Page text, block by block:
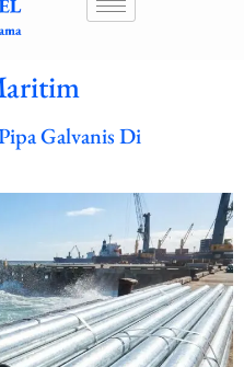
Galvanis Di